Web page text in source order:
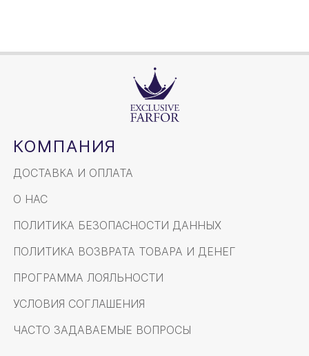
КОМПАНИЯ
ДОСТАВКА И ОПЛАТА
О НАС
ПОЛИТИКА БЕЗОПАСНОСТИ ДАННЫХ
ПОЛИТИКА ВОЗВРАТА ТОВАРА И ДЕНЕГ
ПРОГРАММА ЛОЯЛЬНОСТИ
УСЛОВИЯ СОГЛАШЕНИЯ
ЧАСТО ЗАДАВАЕМЫЕ ВОПРОСЫ